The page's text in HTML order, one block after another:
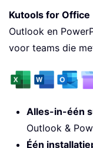
Kutools for Office
Outlook en
voor teams die
Alles-in-één
Outlook &
Één